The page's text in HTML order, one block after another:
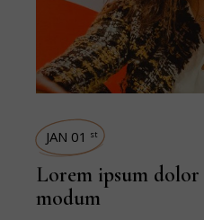
JAN 01 st
Lorem ipsum dolor
modum